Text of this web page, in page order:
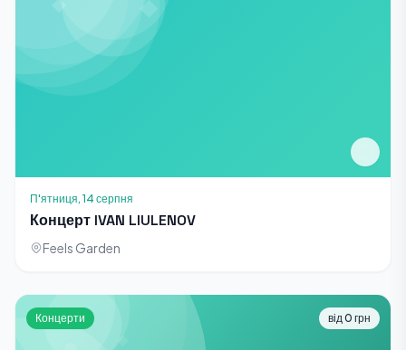
П'ятниця, 14 серпня
Концерт IVAN LIULENOV
Feels Garden
Концерти від 0 грн